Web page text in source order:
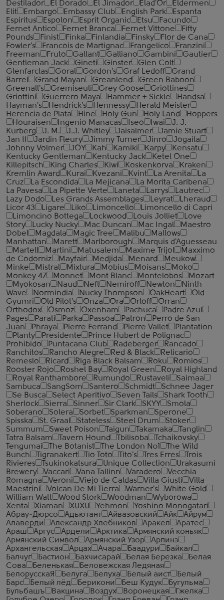
Destilador
El Dorado El Jimador Elad'Or
Eldermen
Elit
Embargo Embassy Club English Park
Espanta
Espiritus
Espolon Esprit Organic Etsu
Facundo
Fernet Antico
Fernet Branca Fernet Vittone
Fifty
Pounds
Finist Finka Finlandia Finsky
Flor de Cana
Fowler's
Francois de Martignac Frangelico
Franzini
Freeman
Fruto Gallant Galliano Gambini
Gautier
Gentleman Jack
Gineti Ginster
Glen Colt
Glenfarclas
Goral Gordon's Graf Ledoff
Grand
Barrel
Grand Mayan Greanlend
Green Baboon
Greenall's
Gremiseuli Grey Goose
Griottines
Griottini
Guerrero Maya Hammer + Sickle
Handsa
Hayman's
Hendrick's Hennessy
Herald Meister
Herencia de Plata
Hine Holy Gun Holy Land
Hoppers
Houraisen
Ingenio Manacas Iseo Iwai
J. J.
Kurberg
J. M. J.J. Whitley Jaisalmer
Jamie Stuart
Jan II
Jardin Fleury Jimmy Turner Jinro
Jogaila
Johnny Volmer
JOY Kah Kamiki Karpy
Kensatu
Kentucky Gentleman
Kentucky Jack
Ketel One
Killepitsch
King Charles Kiwi Koskenkorva
Kraken
Kremlin Award
Kurai Kvezani Kvint La Arenita
La
Cruz
La Escondida La Mejicana
La Morita Caribena
La Pavesa
La Pipette Verte Laneta Larrys
Lautrec
Lazy Dodo
Les Grands Assemblages Leyrat
Lheraud
Licor 43
Ligare Liko Limoncello
Limoncello di Capri
Limoncino Bottega
Lockwood Louis Jolliet
Love
Story
Lucky Nucky Mac Duncan Mac Ingal
Maestro
Dobel
Magdala Magic Tree Malibu
Mallows
Manhattan
Marett Marlborough
Marquis d'Aguesseau
Martell
Martini Matusalem Maxime Trijol
Maxximo
de Codorniz
Mayfair Medjida Menard
Meukow
Minke
Mistral Mixtura Mobius Moisans
Moko
Monkey 47
Monnet Mont Blanc Montelobos
Mozart
Myokosan
Naud Neft Nemiroff Newton
Ninth
Wave
Normindia Nucky Thompson OakHeart
Old
Gyumri
Old Pilot's Onza Ora Orloff
Orran
Orthodox
Osmoz Oxenham Pachuca
Padre Azul
Pages
Parati Parka Passoa Patron
Perro de San
Juan
Phraya Pierre Ferrand Pierre Vallet
Plantation
Planty
Presidente
Prince Hubert de Polignac
Prohibido
Puntacana Club Radeberger
Rancado
Ranchitos
Rancho Alegre Red & Black
Relicario
Remeslo
Ricard Riga Black Balsam Roku
Romios
Rooster Rojo
Roshel Bay Royal Green
Royal Highland
Royal Ranthambore
Rumundo Rustaveli
Saimaa
Sambuca
SangSom Santero Schmidt
Schnee Jager
Se Busca
Select Aperitivo Seven Tails
Shark Tooth
Sherlock
Sierra Sinner Sir Clark SKYY
Smola
Soberano
Solera Sorbet Sparkman
Sperone
Spisska
St. Graal Stateless Steel Drum
Stoker
Summum
Sweet Poison Taigun Takamaka
Tanglin
Tatra Balsam
Tavern Hound Tbilisoba
Tchaikovsky
Tengumai
The Botanist The London №1
The Wild
Bunch
Tigranakert Tio Toto Tito's Tres Erres
Trois
Rivieres
Tsukinokatsura Unique Collection
Urakasumi
Brewery
Vaccari Vana Tallinn Varadero
Vecchia
Romagna
Veroni Viejo de Caldas Villa Giusti
Villa
Maestrini
Volcan De Mi Tierra Warner's
White Gold
William Watt
Wood Stork Woodman
Wyborowa
Xenta
Xiaman XUXU Yehmon
Yoshino Monogatari
Абрау-Дюрсо
Адъютант Айвазовский Айк
Айрум
Алаверди
Александр Хлебников Аракел
Аратес
Араш
Аргус Ардели Арктика
Армянский коньяк
Армянский Символ
Армянский Узор
Арпинэ
Архангельская
Арцах Ачара Баадури
Байкал
Балчуг
Бастион Бахчисарай Белая Березка
Белая
Сова
Беленькая
Беловежская Ледяная
БелорусскаЯ
Белуга Белуха Белый аист
Белый
Барс
Белый лёд Берикони Беш Кудук
Бугульма
Бульбашъ
Вакцина Воздух Воронецкая
Гжелка